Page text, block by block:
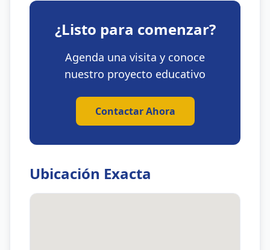
¿Listo para comenzar?
Agenda una visita y conoce
nuestro proyecto educativo
Contactar Ahora
Ubicación Exacta